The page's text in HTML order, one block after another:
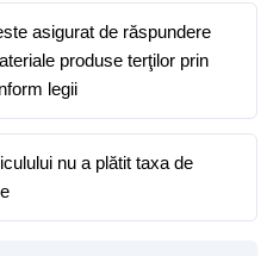
asigurat de răspundere
produse terţilor prin
legii
nu a plătit taxa de